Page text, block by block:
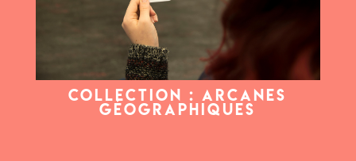
COLLECTION : ARCANES
GÉOGRAPHIQUES